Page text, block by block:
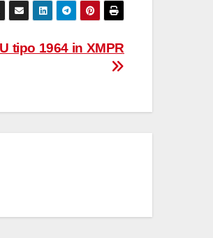
tipo 1964 in XMPR